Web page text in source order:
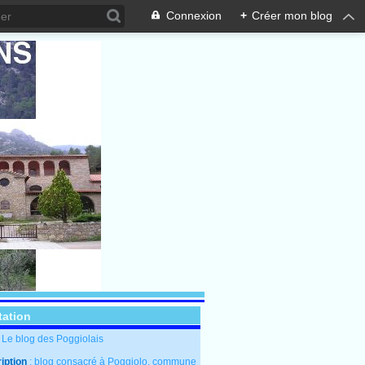
Connexion + Créer mon blog
Le blog des Poggiolais
: blog consacré à Poggiolo, commune